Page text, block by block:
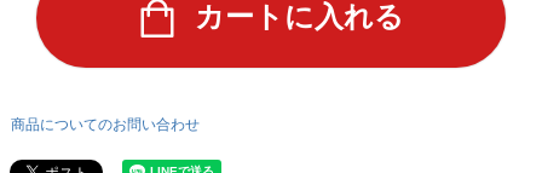
カートに入れる
商品についてのお問い合わせ